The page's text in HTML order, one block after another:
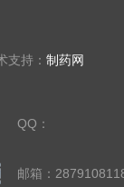
持： 制药网
QQ：
邮箱：